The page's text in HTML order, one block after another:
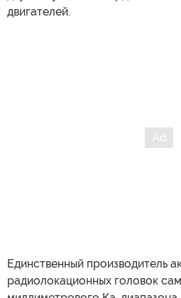
двигателей.
Единственный производитель
радиолокационных головок